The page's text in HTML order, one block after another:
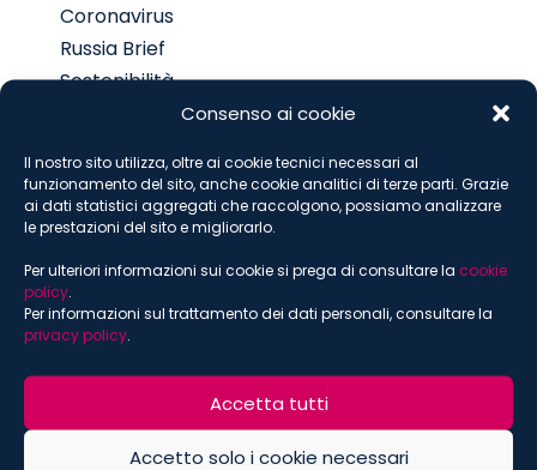
Consenso ai cookie
Il nostro sito utilizza, oltre ai cookie tecnici necessari al
funzionamento del sito, anche cookie analitici di terze parti. Grazie
ai dati statistici aggregati che raccolgono, possiamo analizzare
le prestazioni del sito e migliorarlo.
Per ulteriori informazioni sui cookie si prega di consultare la cookie
policy.
Per informazioni sul trattamento dei dati personali, consultare la
privacy policy.
Accetta tutti
Accetto solo i cookie necessari
Coronavirus
Russia Brief
Sostenibilità
ISCRIVITI ALLA NEWSLETTER
Email*
Nome*